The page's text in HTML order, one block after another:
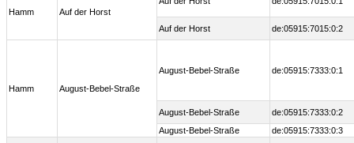
Hamm Auf der Horst
Auf der Horst de:05915:7015:0:2
Hamm August-Bebel-Straße
August-Bebel-Straße de:05915:7333:0:1
August-Bebel-Straße
de:05915:7333:0:2
August-Bebel-Straße
de:05915:7333:0:3